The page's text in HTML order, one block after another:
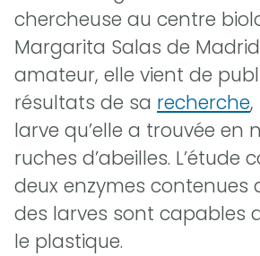
chercheuse au centre
Margarita Salas de
amateur, elle vient de
résultats de sa recherche,
larve qu’elle a trouvée en
ruches d’abeilles. L’étude
deux enzymes contenues
des larves sont capables
le plastique.